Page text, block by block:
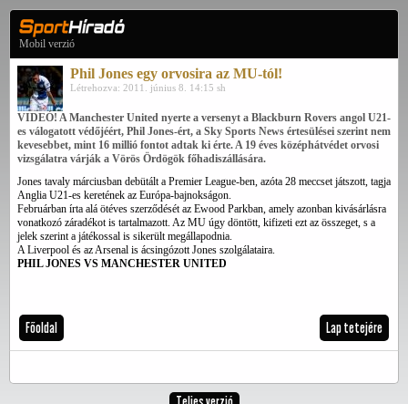
Mobil verzió
Phil Jones egy orvosira az MU-tól!
Létrehozva: 2011. június 8. 14:15 sh
VIDEÓ! A Manchester United nyerte a versenyt a Blackburn Rovers angol U21-
es válogatott védőjéért, Phil Jones-ért, a Sky Sports News értesülései szerint nem
kevesebbet, mint 16 millió fontot adtak ki érte. A 19 éves középhátvédet orvosi
vizsgálatra várják a Vörös Ördögök főhadiszállására.
Jones tavaly márciusban debütált a Premier League-ben, azóta 28 meccset játszott, tagja
Anglia U21-es keretének az Európa-bajnokságon.
Februárban írta alá ötéves szerződését az Ewood Parkban, amely azonban kivásárlásra
vonatkozó záradékot is tartalmazott. Az MU úgy döntött, kifizeti ezt az összeget, s a
jelek szerint a játékossal is sikerült megállapodnia.
A Liverpool és az Arsenal is ácsingózott Jones szolgálataira.
PHIL JONES VS MANCHESTER UNITED
Főoldal Lap tetejére